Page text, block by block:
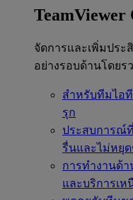
จัดการและเพิ่มปร
อย่างรอบด้านโดยร
สำหรับทีมไอ
รุก
ประสบการณ์
รื่นและไม่หยุด
การทำงานด้า
และบริการเ